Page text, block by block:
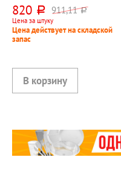
хлопок, 430г⁄м²
820 руб. 911,11 руб.
Цена за штуку
Цена действует на складской
запас